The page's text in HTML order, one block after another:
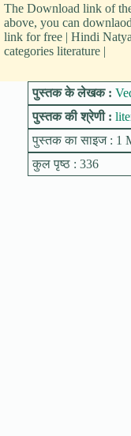
The Download link of
above, you can
link for free | Hindi
categories literature |
पुस्तक के लेखक :
पुस्तक की श्रेणी :
पुस्तक का साइज : 1
कुल पृष्ठ : 336